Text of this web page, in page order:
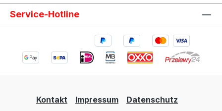
Service-Hotline
Kontakt Impressum
Datenschutz